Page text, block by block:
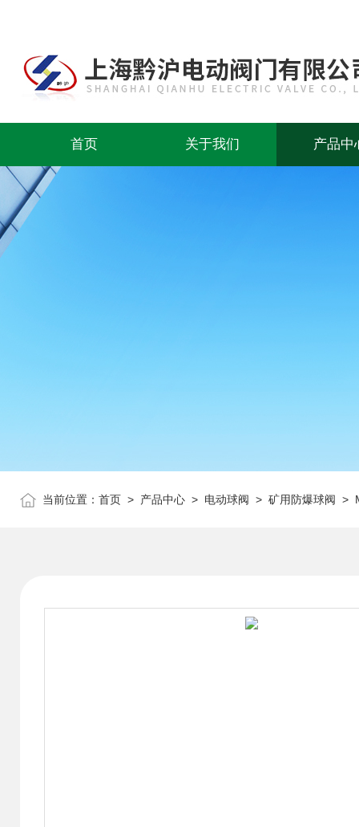
首页 关于我们 产品中
当前位置： 首页 > 产品中心 > 电动球阀 > 矿用防爆球阀 >